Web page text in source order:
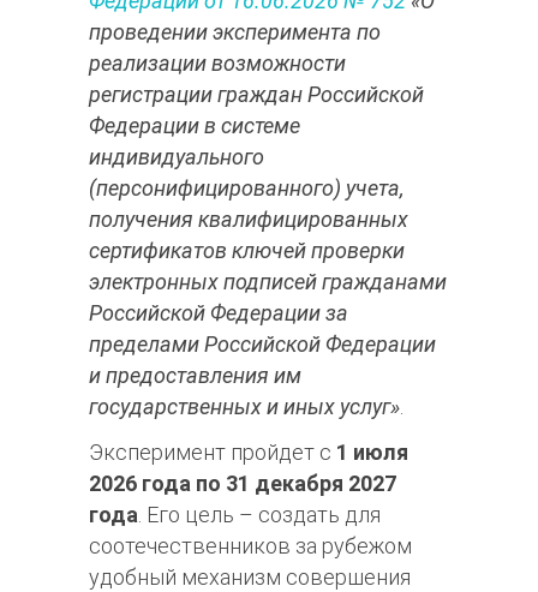
проведении эксперимента по
реализации возможности
регистрации граждан Российской
Федерации в системе
индивидуального
(персонифицированного) учета,
получения квалифицированных
сертификатов ключей проверки
электронных подписей гражданами
Российской Федерации за
пределами Российской Федерации
и предоставления им
государственных и иных услуг»
Эксперимент пройдет с 1 июля
2026 года по 31 декабря 2027
года . Его цель – создать для
соотечественников за рубежом
удобный механизм совершения